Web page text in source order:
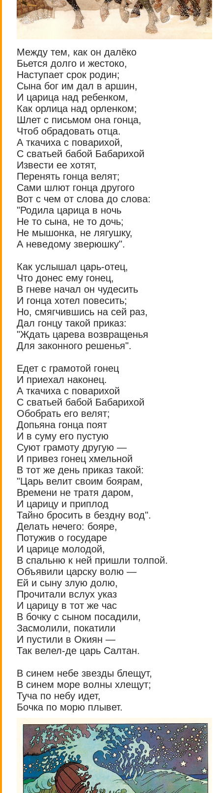
Между тем, как он далёко
Бьется долго и жестоко,
Наступает срок родин;
Сына бог им дал в аршин,
И царица над ребенком,
Как орлица над орленком;
Шлет с письмом она гонца,
Чтоб обрадовать отца.
А ткачиха с поварихой,
С сватьей бабой Бабарихой
Извести ее хотят,
Перенять гонца велят;
Сами шлют гонца другого
Вот с чем от слова до слова:
"Родила царица в ночь
Не то сына, не то дочь;
Не мышонка, не лягушку,
А неведому зверюшку".
Как услышал царь-отец,
Что донес ему гонец,
В гневе начал он чудесить
И гонца хотел повесить;
Но, смягчившись на сей раз,
Дал гонцу такой приказ:
"Ждать царева возвращенья
Для законного решенья".
Едет с грамотой гонец
И приехал наконец.
А ткачиха с поварихой
С сватьей бабой Бабарихой
Обобрать его велят;
Допьяна гонца поят
И в суму его пустую
Суют грамоту другую —
И привез гонец хмельной
В тот же день приказ такой:
"Царь велит своим боярам,
Времени не тратя даром,
И царицу и приплод
Тайно бросить в бездну вод".
Делать нечего: бояре,
Потужив о государе
И царице молодой,
В спальню к ней пришли толпой.
Объявили царску волю —
Ей и сыну злую долю,
Прочитали вслух указ
И царицу в тот же час
В бочку с сыном посадили,
Засмолили, покатили
И пустили в Окиян —
Так велел-де царь Салтан.
В синем небе звезды блещут,
В синем море волны хлещут;
Туча по небу идет,
Бочка по морю плывет.